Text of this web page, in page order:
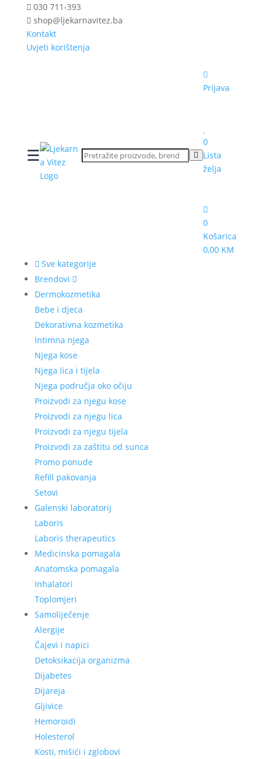
030 711-393
shop@ljekarnavitez.ba
Kontakt
Uvjeti korištenja
☰
Prijava
0
Lista
želja
0
Košarica
0,00 KM
Sve kategorije
Brendovi
Dermokozmetika
Bebe i djeca
Dekorativna kozmetika
Intimna njega
Njega kose
Njega lica i tijela
Njega područja oko očiju
Proizvodi za njegu kose
Proizvodi za njegu lica
Proizvodi za njegu tijela
Proizvodi za zaštitu od sunca
Promo ponude
Refill pakovanja
Setovi
Galenski laboratorij
Laboris
Laboris therapeutics
Medicinska pomagala
Anatomska pomagala
Inhalatori
Toplomjeri
Samoliječenje
Alergije
Čajevi i napici
Detoksikacija organizma
Dijabetes
Dijareja
Gljivice
Hemoroidi
Holesterol
Kosti, mišići i zglobovi